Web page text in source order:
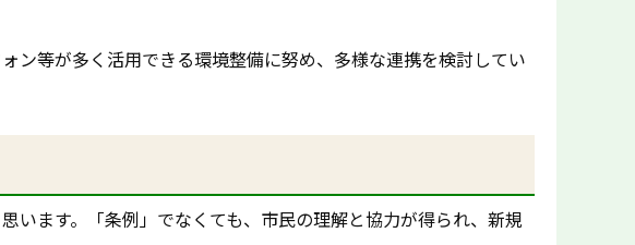
ン等が多く活用できる環境整備に努め、多様な連携を検討してい
います。「条例」でなくても、市民の理解と協力が得られ、新規